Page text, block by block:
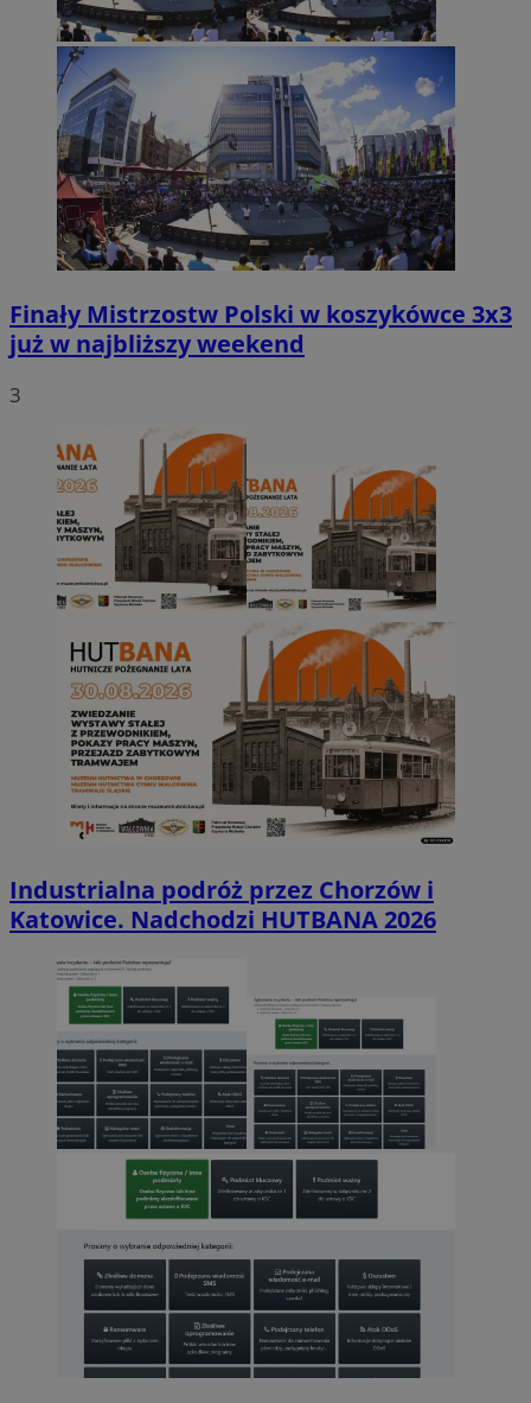
Finały Mistrzostw Polski w koszykówce 3x3
już w najbliższy weekend
3
Industrialna podróż przez Chorzów i
Katowice. Nadchodzi HUTBANA 2026